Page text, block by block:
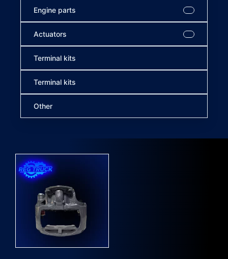
Engine parts
Actuators
Terminal kits
Terminal kits
Other